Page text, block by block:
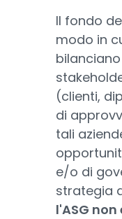
Il fondo
modo in
(clienti,
di
tali
e/o di
strategia
l'ASG